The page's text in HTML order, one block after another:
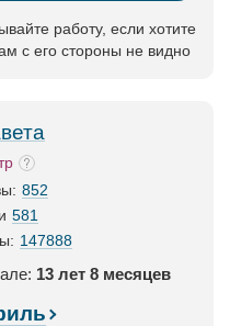
работу, если хотите
с его стороны не видно
852
581
147888
13 лет 8 месяцев